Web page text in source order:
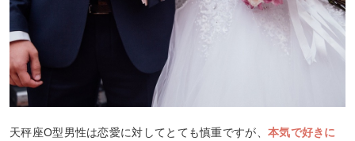
天秤座O型男性は恋愛に対してとても慎重ですが、 本気で好きに